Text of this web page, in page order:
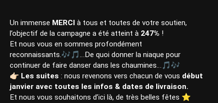
Un immense MERCI à tous et toutes de votre soutien,
l’objectif de la campagne a été atteint à 247% !
Et nous vous en sommes profondément
reconnaissants.🎶🎵…De quoi donner la niaque pour
continuer de faire danser dans les chaumines…🎵🎶
👉🏻 Les suites : nous revenons vers chacun de vous début
janvier avec toutes les infos & dates de livraison.
Et nous vous souhaitons d’ici là, de très belles fêtes ⭐️